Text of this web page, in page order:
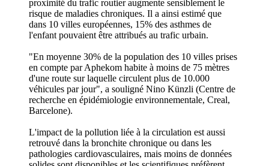
proximité du trafic routier augmente sensiblement le
risque de maladies chroniques. Il a ainsi estimé que
dans 10 villes européennes, 15% des asthmes de
l'enfant pouvaient être attribués au trafic urbain.
"En moyenne 30% de la population des 10 villes prises
en compte par Aphekom habite à moins de 75 mètres
d'une route sur laquelle circulent plus de 10.000
véhicules par jour", a souligné Nino Künzli (Centre de
recherche en épidémiologie environnementale, Creal,
Barcelone).
L'impact de la pollution liée à la circulation est aussi
retrouvé dans la bronchite chronique ou dans les
pathologies cardiovasculaires, mais moins de données